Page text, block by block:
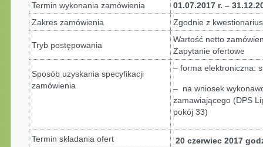
Termin wykonania zamówienia
01.07.2017 r. –
Zakres zamówienia
Zgodnie z
Tryb postępowania
Wartość netto
Zapytanie ofertowe
Sposób uzyskania specyfikacji
zamówienia
– forma elektroniczna:
– na wniosek
zamawiającego (DPS
pokój 33)
Termin składania ofert
20 czerwiec 2017